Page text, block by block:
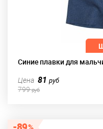
Синие плавки для
Цена 81руб
799руб